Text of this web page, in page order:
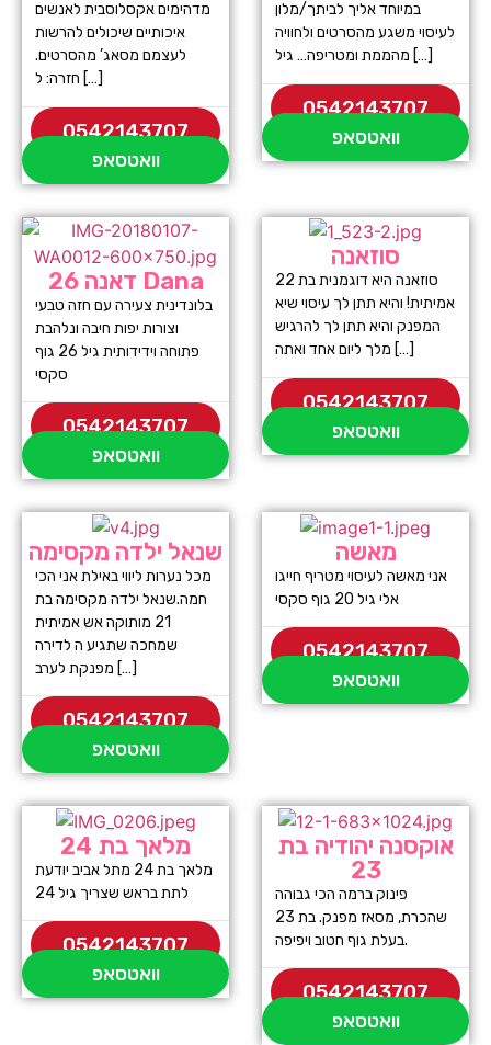
מדהימים אקסלוסבית לאנשים
איכותיים שיכולים להרשות
לעצמם מסאג’ מהסרטים.
חזרה: ל […]
0542143707
וואטסאפ
במיוחד אליך לביתך/מלון
לעיסוי משגע מהסרטים ולחוויה
מהממת ומטריפה… גיל […]
0542143707
וואטסאפ
דאנה 26 Dana
בלונדינית צעירה עם חזה טבעי
וצורות יפות חיבה ונלהבת
פתוחה וידידותית גיל 26 גוף
סקסי
0542143707
וואטסאפ
סוזאנה
סוזאנה היא דוגמנית בת 22
אמיתית! והיא תתן לך עיסוי שיא
המפנק והיא תתן לך להרגיש
מלך ליום אחד ואתה […]
0542143707
וואטסאפ
שנאל ילדה מקסימה
מכל נערות ליווי באילת אני הכי
חמה.שנאל ילדה מקסימה בת
21 מותוקה אש אמיתית
שמחכה שתגיע ה לדירה
מפנקת לערב […]
0542143707
וואטסאפ
מאשה
אני מאשה לעיסוי מטריף חייגו
אלי גיל 20 גוף סקסי
0542143707
וואטסאפ
מלאך בת 24
מלאך בת 24 מתל אביב יודעת
לתת בראש שצריך גיל 24
0542143707
וואטסאפ
אוקסנה יהודיה בת
23
פינוק ברמה הכי גבוהה
שהכרת, מסאז מפנק. בת 23
בעלת גוף חטוב ויפיפה.
0542143707
וואטסאפ